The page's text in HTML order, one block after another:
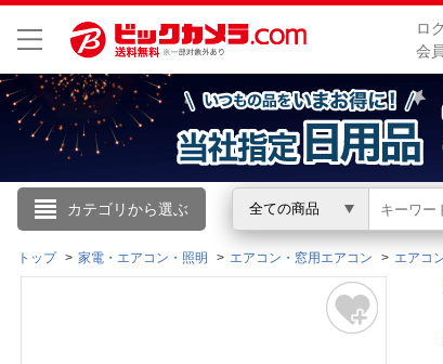
ロ
会
カテゴリから選ぶ 全ての商品
こんにちは
ログイン
トップ 家電・エアコン・照明 エアコン・窓用エアコン エアコ